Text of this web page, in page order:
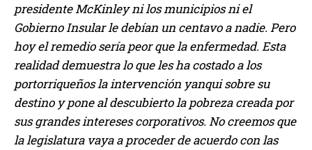
presidente McKinley ni los municipios ni el
Gobierno Insular le debían un centavo a nadie. Pero
hoy el remedio sería peor que la enfermedad. Esta
realidad demuestra lo que les ha costado a los
portorriqueños la intervención yanqui sobre su
destino y pone al descubierto la pobreza creada por
sus grandes intereses corporativos. No creemos que
la legislatura vaya a proceder de acuerdo con las